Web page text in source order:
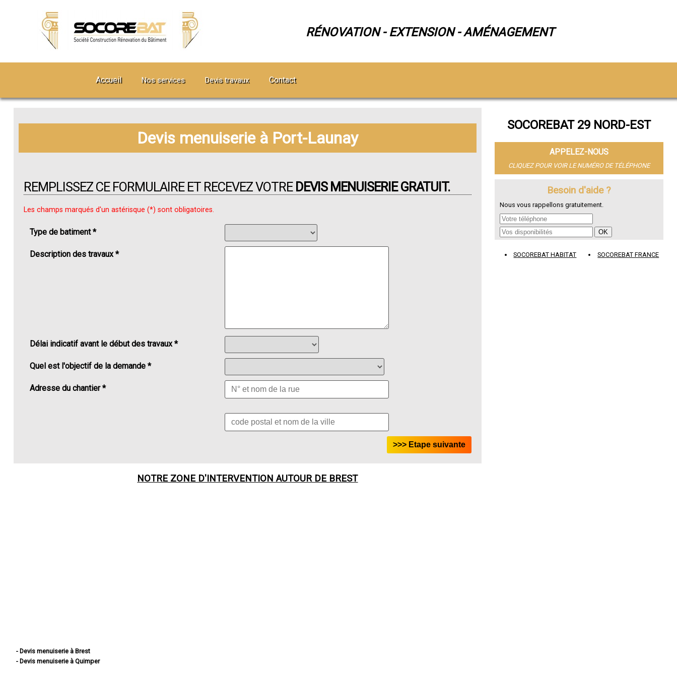
RÉNOVATION - EXTENSION - AMÉNAGEMENT
Accueil Nos services Devis travaux Contact
Devis menuiserie à Port-Launay
REMPLISSEZ CE FORMULAIRE ET RECEVEZ VOTRE DEVIS MENUISERIE GRATUIT.
Les champs marqués d'un astérisque (*) sont obligatoires.
Type de batiment *
Description des travaux *
Délai indicatif avant le début des travaux *
Quel est l'objectif de la demande *
Adresse du chantier *
NOTRE ZONE D'INTERVENTION AUTOUR DE BREST
- Devis menuiserie à Brest
- Devis menuiserie à Quimper
SOCOREBAT 29 NORD-EST
APPELEZ-NOUS
CLIQUEZ POUR VOIR LE NUMÉRO DE TÉLÉPHONE
Besoin d'aide ?
Nous vous rappellons gratuitement.
SOCOREBAT HABITAT SOCOREBAT FRANCE